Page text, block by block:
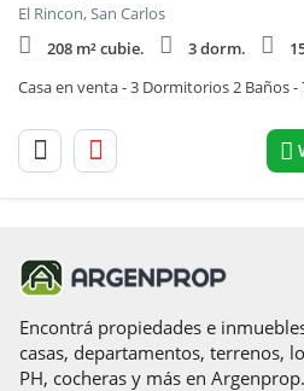
El Rincon, San Carlos
208 m² cubie.
3 dorm.
Encontrá propiedades e
casas, departamentos, terrenos,
PH, cocheras y más en Argenprop.